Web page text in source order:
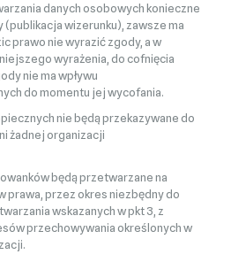
danych osobowych konieczne
wizerunku), zawsze ma
prawo nie wyrazić zgody, a w
wyrażenia, do cofnięcia
nie ma wpływu
do momentu jej wycofania.
nie będą przekazywane do
żadnej organizacji
będą przetwarzane na
prawa, przez okres niezbędny do
wskazanych w pkt 3, z
przechowywania określonych w